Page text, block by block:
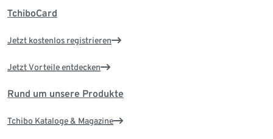
TchiboCard
Jetzt kostenlos registrieren
Jetzt Vorteile entdecken
Rund um unsere Produkte
Tchibo Kataloge & Magazine